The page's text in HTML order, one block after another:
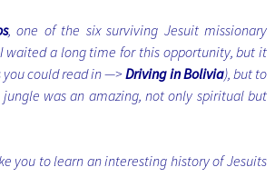
, one of the six surviving Jesuit missionary
waited a long time for this opportunity, but it
could read in —> Driving in Bolivia), but to
was an amazing, not only spiritual but
you to learn an interesting history of Jesuits